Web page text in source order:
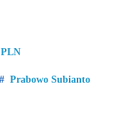
PLN
Prabowo Subianto